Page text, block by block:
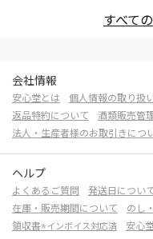
すべて
会社情報
安心堂とは 個人情報の取り扱
返品特約について
酒類販売管
法人・生産者様のお取引きにつ
ヘルプ
よくあるご質問 発送日につい
在庫・販売期間について
のし
領収書※インボイス対応済 安心